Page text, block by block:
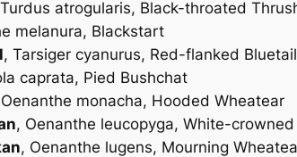
Turdus atrogularis, Black-throated
melanura, Blackstart
, Tarsiger cyanurus, Red-flanked Bluetail
caprata, Pied Bushchat
Oenanthe monacha, Hooded Wheatear
, Oenanthe leucopyga, White-
, Oenanthe lugens, Mourning